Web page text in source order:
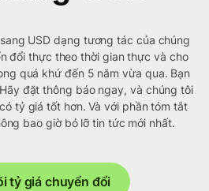
USD dạng tương tác của chúng
đổi thực theo thời gian thực và cho
quá khứ đến 5 năm vừa qua. Bạn
đặt thông báo ngay, và chúng tôi
tỷ giá tốt hơn. Và với phần tóm tắt
bao giờ bỏ lỡ tin tức mới nhất.
tỷ giá chuyển đổi